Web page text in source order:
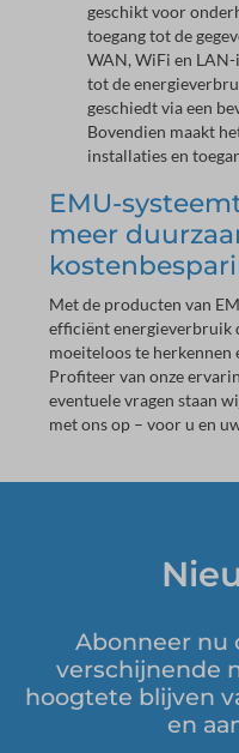
geschikt voor
toegang tot de
WAN, WiFi en
tot de
geschiedt via een
Bovendien maakt
installaties en
EMU-
meer
Met de producten van
efficiënt energieverbruik
moeiteloos te herkennen
Profiteer van onze
eventuele vragen staan
met ons op – voor u en
Abonneer nu
verschijnende
hoogtete blijven
en